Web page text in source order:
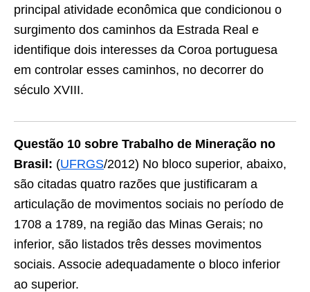
principal atividade econômica que condicionou o
surgimento dos caminhos da Estrada Real e
identifique dois interesses da Coroa portuguesa
em controlar esses caminhos, no decorrer do
século XVIII.
Questão 10 sobre Trabalho de Mineração no
Brasil: (UFRGS/2012) No bloco superior, abaixo,
são citadas quatro razões que justificaram a
articulação de movimentos sociais no período de
1708 a 1789, na região das Minas Gerais; no
inferior, são listados três desses movimentos
sociais. Associe adequadamente o bloco inferior
ao superior.